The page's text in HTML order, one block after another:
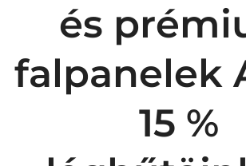
és
falpanelek
15 %